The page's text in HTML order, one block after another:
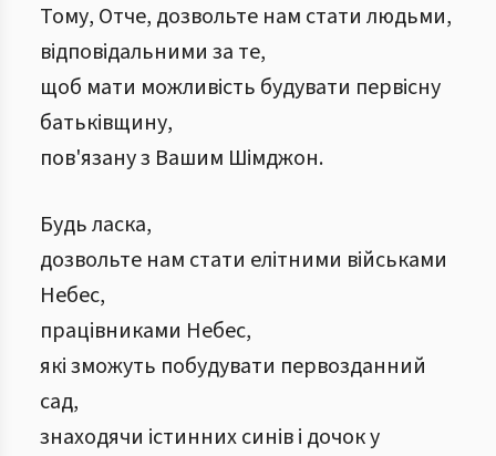
Тому, Отче, дозвольте нам стати людьми,
відповідальними за те,
щоб мати можливість будувати первісну
батьківщину,
пов'язану з Вашим Шімджон.
Будь ласка,
дозвольте нам стати елітними військами
Небес,
працівниками Небес,
які зможуть побудувати первозданний
сад,
знаходячи істинних синів і дочок у